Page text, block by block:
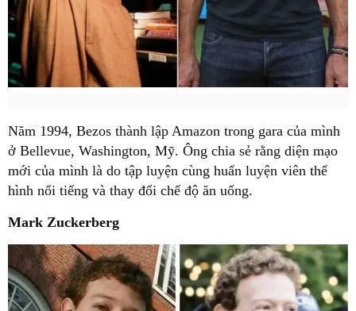
Năm 1994, Bezos thành lập Amazon trong gara của mình
ở Bellevue, Washington, Mỹ. Ông chia sẻ rằng diện mạo
mới của mình là do tập luyện cùng huấn luyện viên thể
hình nổi tiếng và thay đổi chế độ ăn uống.
Mark Zuckerberg